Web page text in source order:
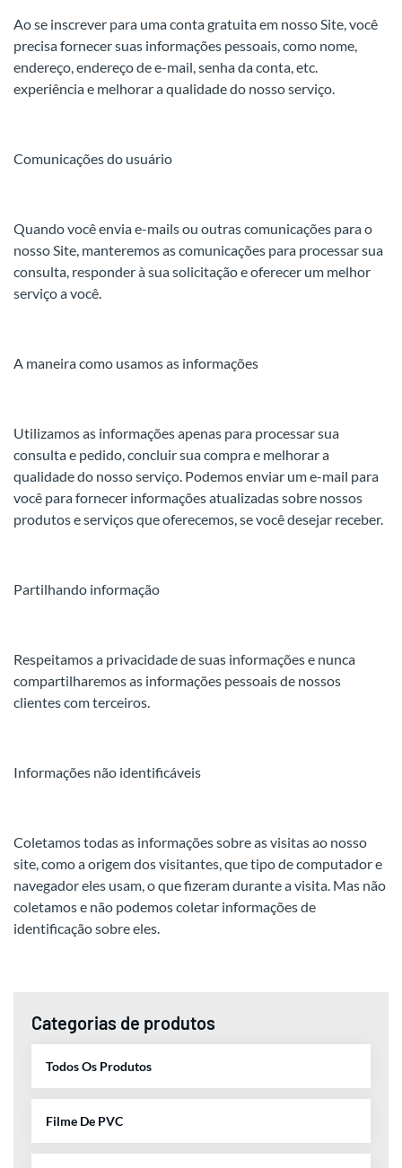
Ao se inscrever para uma conta gratuita em nosso Site, você
precisa fornecer suas informações pessoais, como nome,
endereço, endereço de e-mail, senha da conta, etc.
experiência e melhorar a qualidade do nosso serviço.
Comunicações do usuário
Quando você envia e-mails ou outras comunicações para o
nosso Site, manteremos as comunicações para processar sua
consulta, responder à sua solicitação e oferecer um melhor
serviço a você.
A maneira como usamos as informações
Utilizamos as informações apenas para processar sua
consulta e pedido, concluir sua compra e melhorar a
qualidade do nosso serviço. Podemos enviar um e-mail para
você para fornecer informações atualizadas sobre nossos
produtos e serviços que oferecemos, se você desejar receber.
Partilhando informação
Respeitamos a privacidade de suas informações e nunca
compartilharemos as informações pessoais de nossos
clientes com terceiros.
Informações não identificáveis
Coletamos todas as informações sobre as visitas ao nosso
site, como a origem dos visitantes, que tipo de computador e
navegador eles usam, o que fizeram durante a visita. Mas não
coletamos e não podemos coletar informações de
identificação sobre eles.
Categorias de produtos
Todos Os Produtos
Filme De PVC